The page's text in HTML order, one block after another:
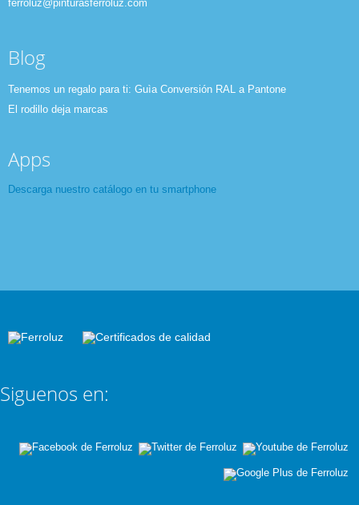
ferroluz@pinturasferroluz.com
Blog
Tenemos un regalo para ti: Guìa Conversión RAL a Pantone
El rodillo deja marcas
Apps
Descarga nuestro catálogo en tu smartphone
Siguenos en: